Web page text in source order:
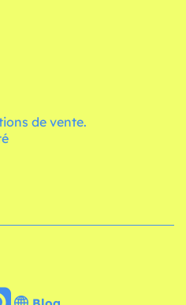
de vente.